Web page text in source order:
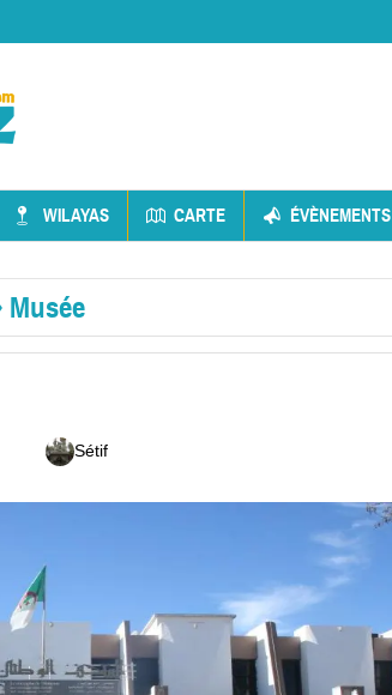
WILAYAS CARTE ÉVÈNEMENTS
Musée
Sétif